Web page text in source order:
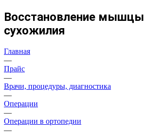
Восстановление мышцы
сухожилия
Главная
—
Прайс
—
Врачи, процедуры, диагностика
—
Операции
—
Операции в ортопедии
—